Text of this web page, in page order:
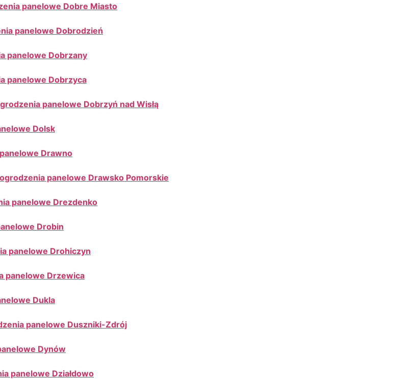
panelowe Dobre Miasto
panelowe Dobrodzień
panelowe Dobrzany
panelowe Dobrzyca
panelowe Dobrzyń nad Wisłą
Dolsk
Drawno
ogrodzenia panelowe Drawsko Pomorskie
panelowe Drezdenko
Drobin
panelowe Drohiczyn
panelowe Drzewica
Dukla
panelowe Duszniki-Zdrój
Dynów
panelowe Działdowo